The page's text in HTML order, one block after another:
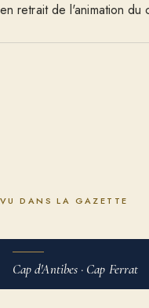
en retrait de l'animation
VU DANS LA GAZETTE
Cap d'Antibes · Cap Ferrat